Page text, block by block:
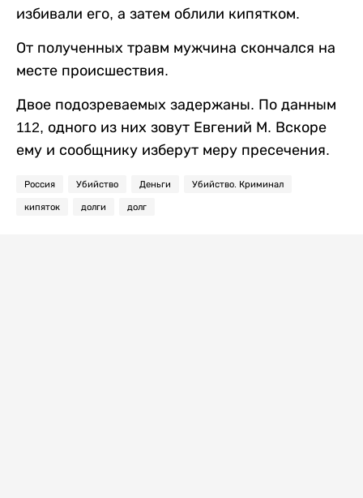
избивали его, а затем облили кипятком.
От полученных травм мужчина скончался на
месте происшествия.
Двое подозреваемых задержаны. По данным
112, одного из них зовут Евгений М. Вскоре
ему и сообщнику изберут меру пресечения.
Россия Убийство Деньги Убийство. Криминал
кипяток долги долг